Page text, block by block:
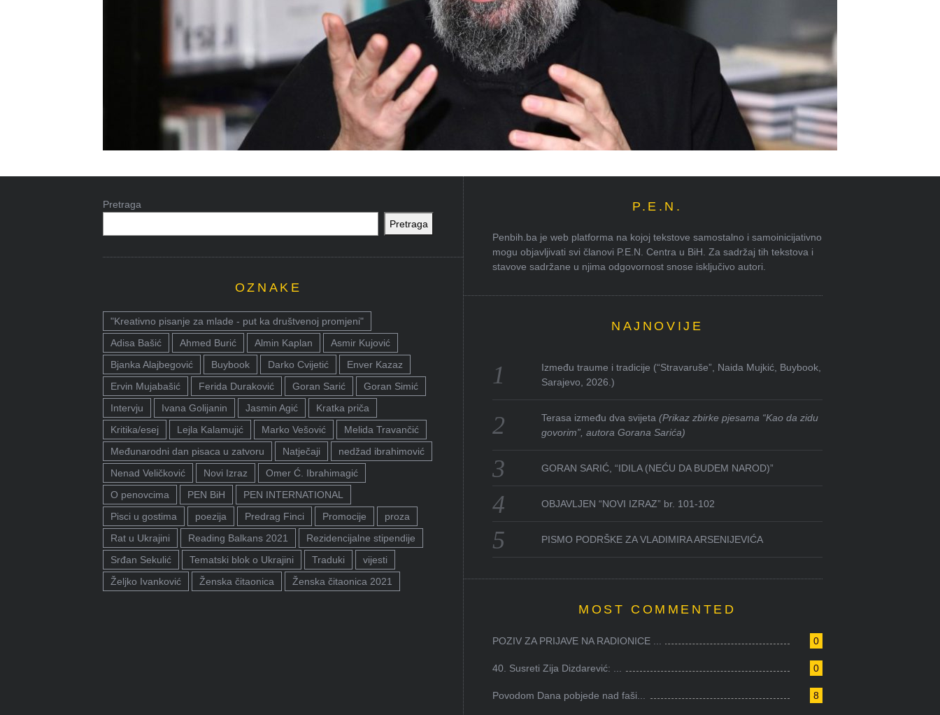
Pretraga
Pretraga
OZNAKE
"Kreativno pisanje za mlade - put ka društvenoj promjeni"
Adisa Bašić
Ahmed Burić Almin Kaplan
Asmir Kujović
Bjanka Alajbegović
Buybook Darko Cvijetić
Enver Kazaz
Ervin Mujabašić
Ferida Duraković Goran Sarić
Goran Simić
Intervju
Ivana Golijanin Jasmin Agić
Kratka priča
Kritika/esej
Lejla Kalamujić Marko Vešović
Melida Travančić
Međunarodni dan pisaca u zatvoru
Natječaji
nedžad ibrahimović
Nenad Veličković
Novi Izraz
Omer Ć. Ibrahimagić
O penovcima
PEN BiH
PEN INTERNATIONAL
Pisci u gostima
poezija Predrag Finci Promocije
proza
Rat u Ukrajini
Reading Balkans 2021
Rezidencijalne stipendije
Srđan Sekulić
Tematski blok o Ukrajini Traduki
vijesti
Željko Ivanković
Ženska čitaonica Ženska čitaonica 2021
P.E.N.
Penbih.ba je web platforma na kojoj tekstove samostalno i samoinicijativno
mogu objavljivati svi članovi P.E.N. Centra u BiH. Za sadržaj tih tekstova i
stavove sadržane u njima odgovornost snose isključivo autori.
NAJNOVIJE
Između traume i tradicije (“Stravaruše”, Naida Mujkić, Buybook,
Sarajevo, 2026.)
Terasa između dva svijeta(Prikaz zbirke pjesama “Kao da zidu
govorim”, autora Gorana Sarića)
GORAN SARIĆ, “IDILA (NEĆU DA BUDEM NAROD)”
OBJAVLJEN “NOVI IZRAZ” br. 101-102
PISMO PODRŠKE ZA VLADIMIRA ARSENIJEVIĆA
MOST COMMENTED
0
POZIV ZA PRIJAVE NA RADIONICE ...
0
40. Susreti Zija Dizdarević: ...
8
Povodom Dana pobjede nad faši...